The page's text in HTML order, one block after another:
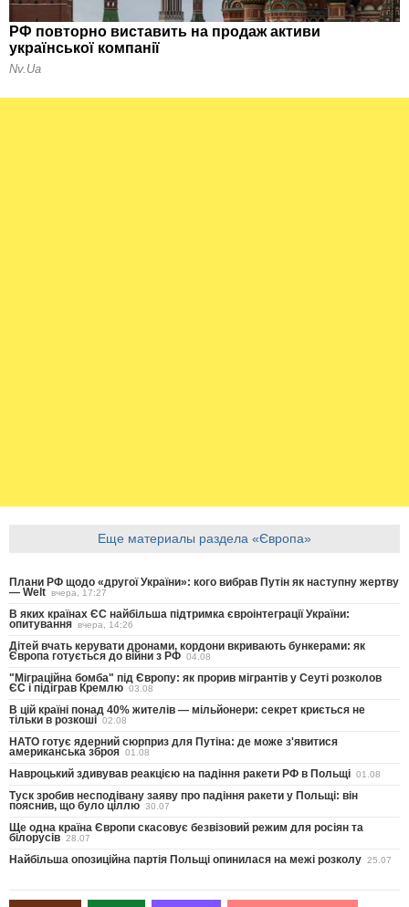
Еще материалы раздела «Європа»
Плани РФ щодо «другої України»: кого вибрав Путін як наступну жертву
— Welt вчера, 17:27
В яких країнах ЄС найбільша підтримка євроінтеграції України:
опитування вчера, 14:26
Дітей вчать керувати дронами, кордони вкривають бункерами: як
Європа готується до війни з РФ 04.08
"Міграційна бомба" під Європу: як прорив мігрантів у Сеуті розколов
ЄС і підіграв Кремлю 03.08
В цій країні понад 40% жителів — мільйонери: секрет криється не
тільки в розкоші 02.08
НАТО готує ядерний сюрприз для Путіна: де може з'явитися
американська зброя 01.08
Навроцький здивував реакцією на падіння ракети РФ в Польщі 01.08
Туск зробив несподівану заяву про падіння ракети у Польщі: він
пояснив, що було ціллю 30.07
Ще одна країна Європи скасовує безвізовий режим для росіян та
білорусів 28.07
Найбільша опозиційна партія Польщі опинилася на межі розколу 25.07